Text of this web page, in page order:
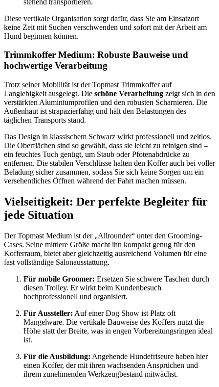
Diese vertikale Organisation sorgt dafür, dass Sie am Einsatzort
keine Zeit mit Suchen verschwenden und sofort mit der Arbeit am
Hund beginnen können.
Trimmkoffer Medium: Robuste Bauweise und
hochwertige Verarbeitung
Trotz seiner Mobilität ist der Topmast Trimmkoffer auf
Langlebigkeit ausgelegt. Die schöne Verarbeitung zeigt sich in den
verstärkten Aluminiumprofilen und den robusten Scharnieren. Die
Außenhaut ist strapazierfähig und hält den Belastungen des
täglichen Transports stand.
Das Design in klassischem Schwarz wirkt professionell und zeitlos.
Die Oberflächen sind so gewählt, dass sie leicht zu reinigen sind –
ein feuchtes Tuch genügt, um Staub oder Pfotenabdrücke zu
entfernen. Die stabilen Verschlüsse halten den Koffer auch bei voller
Beladung sicher zusammen, sodass Sie sich keine Sorgen um ein
versehentliches Öffnen während der Fahrt machen müssen.
Vielseitigkeit: Der perfekte Begleiter für
jede Situation
Der Topmast Medium ist der „Allrounder“ unter den Grooming-
Cases. Seine mittlere Größe macht ihn kompakt genug für den
Kofferraum, bietet aber gleichzeitig ausreichend Volumen für eine
fast vollständige Salonausstattung.
Für mobile Groomer: Ersetzen Sie schwere Taschen durch
diesen Trolley. Er wirkt beim Kundenbesuch
hochprofessionell und organisiert.
Für Aussteller: Auf einer Dog Show ist Platz oft
Mangelware. Die vertikale Bauweise des Koffers nutzt die
Höhe statt der Breite, was in engen Vorbereitungsringen ideal
ist.
Für die Ausbildung: Angehende Hundefriseure haben hier
einen Koffer, der mit ihren wachsenden Ansprüchen und
ihrem zunehmenden Werkzeugbestand mitwächst.